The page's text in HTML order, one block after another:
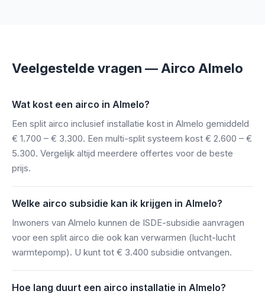
Veelgestelde vragen — Airco Almelo
Wat kost een airco in Almelo?
Een split airco inclusief installatie kost in Almelo gemiddeld
€ 1.700 – € 3.300. Een multi-split systeem kost € 2.600 – €
5.300. Vergelijk altijd meerdere offertes voor de beste
prijs.
Welke airco subsidie kan ik krijgen in Almelo?
Inwoners van Almelo kunnen de ISDE-subsidie aanvragen
voor een split airco die ook kan verwarmen (lucht-lucht
warmtepomp). U kunt tot € 3.400 subsidie ontvangen.
Hoe lang duurt een airco installatie in Almelo?